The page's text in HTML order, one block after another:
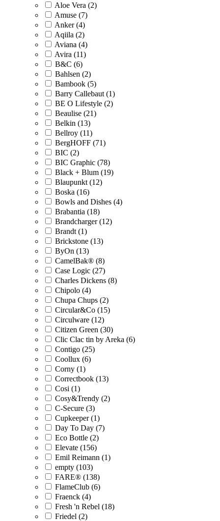
Aloe Vera (2)
Amuse (7)
Anker (4)
Aqiila (2)
Aviana (4)
Avira (11)
B&C (6)
Bahlsen (2)
Bambook (5)
Barry Callebaut (1)
BE O Lifestyle (2)
Beaulise (21)
Belkin (13)
Bellroy (11)
BergHOFF (71)
BIC (2)
BIC Graphic (78)
Black + Blum (19)
Blaupunkt (12)
Boska (16)
Bowls and Dishes (4)
Brabantia (18)
Brandcharger (12)
Brandt (1)
Brickstone (13)
ByOn (13)
CamelBak® (8)
Case Logic (27)
Charles Dickens (8)
Chipolo (4)
Chupa Chups (2)
Circular&Co (15)
Circulware (12)
Citizen Green (30)
Clic Clac tin by Areka (6)
Contigo (25)
Coollux (6)
Corny (1)
Correctbook (13)
Cosi (1)
Cosy&Trendy (2)
C-Secure (3)
Cupkeeper (1)
Day To Day (7)
Eco Bottle (2)
Elevate (156)
Emil Reimann (1)
empty (103)
FARE® (138)
FlameClub (6)
Fraenck (4)
Fresh 'n Rebel (18)
Friedel (2)